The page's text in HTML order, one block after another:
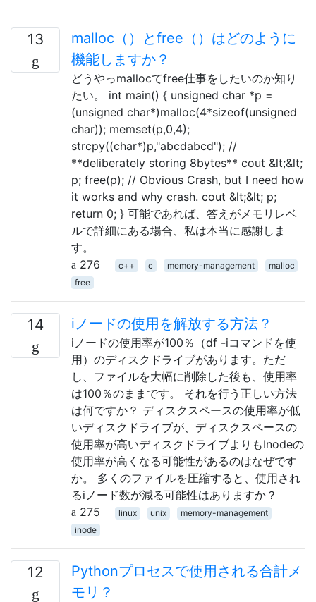
13
malloc（）とfree（）はどのように
機能しますか？
どうやっmallocてfree仕事をしたいのか知り
たい。 int main() { unsigned char *p =
(unsigned char*)malloc(4*sizeof(unsigned
char)); memset(p,0,4);
strcpy((char*)p,"abcdabcd"); //
**deliberately storing 8bytes** cout &lt;&lt;
p; free(p); // Obvious Crash, but I need how
it works and why crash. cout &lt;&lt; p;
return 0; } 可能であれば、答えがメモリレベ
ルで詳細にある場合、私は本当に感謝しま
す。
276
c++ c memory-management
malloc
free
14 iノードの使用を解放する方法？
iノードの使用率が100％（df -iコマンドを使
用）のディスクドライブがあります。ただ
し、ファイルを大幅に削除した後も、使用率
は100％のままです。 それを行う正しい方法
は何ですか？ ディスクスペースの使用率が低
いディスクドライブが、ディスクスペースの
使用率が高いディスクドライブよりもInodeの
使用率が高くなる可能性があるのはなぜです
か。 多くのファイルを圧縮すると、使用され
るiノード数が減る可能性はありますか？
275
linux unix
memory-management
inode
12
Pythonプロセスで使用される合計メ
モリ？